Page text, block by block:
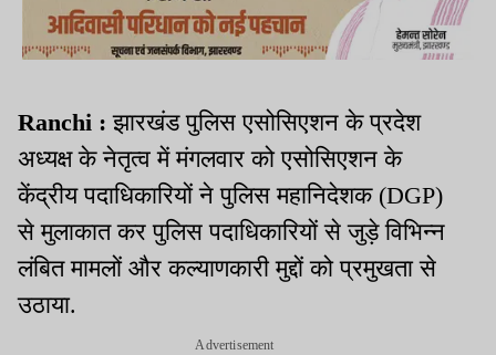
Ranchi :झारखंड पुलिस एसोसिएशन के प्रदेश
अध्यक्ष के नेतृत्व में मंगलवार को एसोसिएशन के
केंद्रीय पदाधिकारियों ने पुलिस महानिदेशक (DGP)
से मुलाकात कर पुलिस पदाधिकारियों से जुड़े विभिन्न
लंबित मामलों और कल्याणकारी मुद्दों को प्रमुखता से
उठाया.
Advertisement